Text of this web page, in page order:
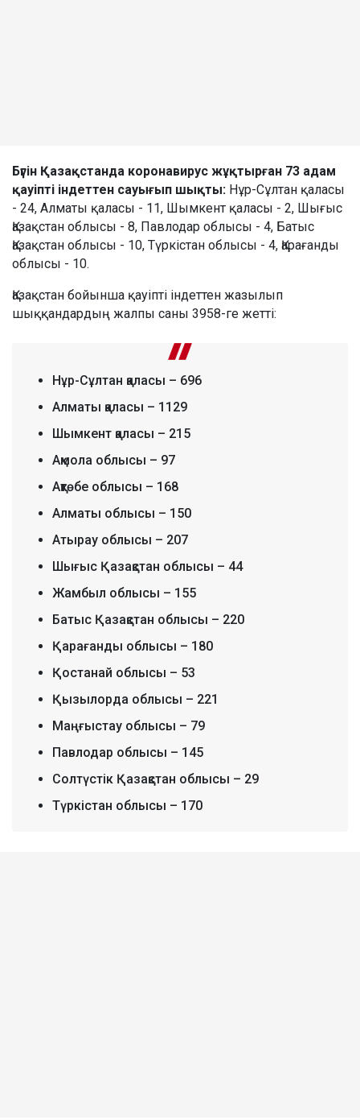
Бүгін Қазақстанда коронавирус жұқтырған 73 адам
қауіпті індеттен сауығып шықты: Нұр-Сұлтан қаласы
- 24, Алматы қаласы - 11, Шымкент қаласы - 2, Шығыс
Қазақстан облысы - 8, Павлодар облысы - 4, Батыс
Қазақстан облысы - 10, Түркістан облысы - 4, Қарағанды
облысы - 10.
Қазақстан бойынша қауіпті індеттен жазылып
шыққандардың жалпы саны 3958-ге жетті:
Нұр-Сұлтан қаласы – 696
Алматы қаласы – 1129
Шымкент қаласы – 215
Ақмола облысы – 97
Ақтөбе облысы – 168
Алматы облысы – 150
Атырау облысы – 207
Шығыс Қазақстан облысы – 44
Жамбыл облысы – 155
Батыс Қазақстан облысы – 220
Қарағанды облысы – 180
Қостанай облысы – 53
Қызылорда облысы – 221
Маңғыстау облысы – 79
Павлодар облысы – 145
Солтүстік Қазақстан облысы – 29
Түркістан облысы – 170